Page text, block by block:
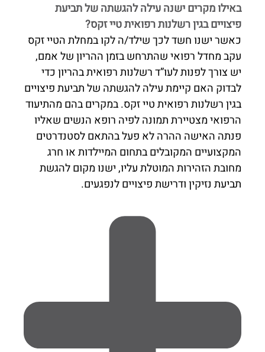
באילו מקרים ישנה עילה להגשתה של תביעת
פיצויים בגין רשלנות רפואית טיי זקס?
כאשר ישנו חשד לכך שילד/ה לקו במחלת הטיי זקס
עקב מחדל רפואי שהתרחש בזמן ההריון של אמם,
יש צורך לפנות לעו”ד רשלנות רפואית בהריון כדי
לבדוק האם קיימת עילה להגשתה של תביעת פיצויים
בגין רשלנות רפואית טיי זקס. במקרים בהם מהתיעוד
הרפואי מצטיירת תמונה לפיה רופא הנשים שאליו
פנתה האישה ההרה לא פעל בהתאם לסטנדרטים
המקצועיים המקובלים בתחום המיילדות או חרג
מחובת הזהירות המוטלת עליו, ישנו מקום להגשת
תביעת נזיקין ודרישת פיצויים לנפגעים.